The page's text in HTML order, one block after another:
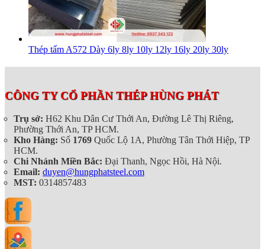
Thép tấm A572 Dày 6ly 8ly 10ly 12ly 16ly 20ly 30ly
CÔNG TY CỔ PHẦN THÉP HÙNG PHÁT
Trụ sở: H62 Khu Dân Cư Thới An, Đường Lê Thị Riêng,
Phường Thới An, TP HCM.
Kho Hàng: Số 1769 Quốc Lộ 1A, Phường Tân Thới Hiệp, TP
HCM.
Chi Nhánh Miền Bắc: Đại Thanh, Ngọc Hồi, Hà Nội.
Email: duyen@hungphatsteel.com
MST: 0314857483